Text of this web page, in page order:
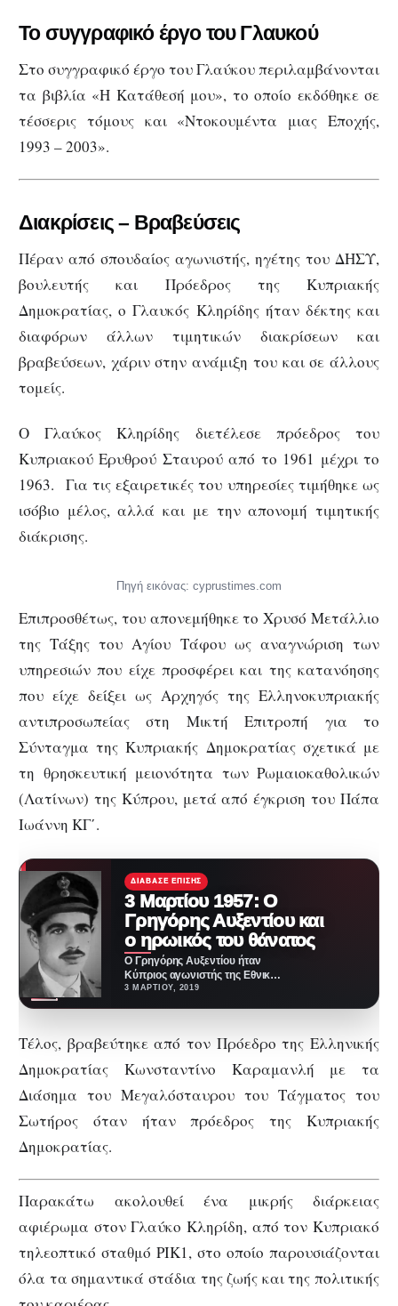
Το συγγραφικό έργο του Γλαυκού
Στο συγγραφικό έργο του Γλαύκου περιλαμβάνονται
τα βιβλία «Η Κατάθεσή μου», το οποίο εκδόθηκε σε
τέσσερις τόμους και «Ντοκουμέντα μιας Εποχής,
1993 – 2003».
Διακρίσεις – Βραβεύσεις
Πέραν από σπουδαίος αγωνιστής, ηγέτης του ΔΗΣΥ,
βουλευτής και Πρόεδρος της Κυπριακής
Δημοκρατίας, ο Γλαυκός Κληρίδης ήταν δέκτης και
διαφόρων άλλων τιμητικών διακρίσεων και
βραβεύσεων, χάριν στην ανάμιξη του και σε άλλους
τομείς.
Ο Γλαύκος Κληρίδης διετέλεσε πρόεδρος του
Κυπριακού Ερυθρού Σταυρού από το 1961 μέχρι το
1963. Για τις εξαιρετικές του υπηρεσίες τιμήθηκε ως
ισόβιο μέλος, αλλά και με την απονομή τιμητικής
διάκρισης.
Πηγή εικόνας: cyprustimes.com
Επιπροσθέτως, του απονεμήθηκε το Χρυσό Μετάλλιο
της Τάξης του Αγίου Τάφου ως αναγνώριση των
υπηρεσιών που είχε προσφέρει και της κατανόησης
που είχε δείξει ως Αρχηγός της Ελληνοκυπριακής
αντιπροσωπείας στη Μικτή Επιτροπή για το
Σύνταγμα της Κυπριακής Δημοκρατίας σχετικά με
τη θρησκευτική μειονότητα των Ρωμαιοκαθολικών
(Λατίνων) της Κύπρου, μετά από έγκριση του Πάπα
Ιωάννη ΚΓ΄.
ΔΙΆΒΑΣΕ ΕΠΊΣΗΣ
3 Μαρτίου 1957: Ο
Γρηγόρης Αυξεντίου και
ο ηρωικός του θάνατος
Ο Γρηγόρης Αυξεντίου ήταν
Κύπριος αγωνιστής της Εθνικής
Οργάνωσης Κυπρίων
3 ΜΑΡΤΊΟΥ, 2019
Τέλος, βραβεύτηκε από τον Πρόεδρο της Ελληνικής
Δημοκρατίας Κωνσταντίνο Καραμανλή με τα
Διάσημα του Μεγαλόσταυρου του Τάγματος του
Σωτήρος όταν ήταν πρόεδρος της Κυπριακής
Δημοκρατίας.
Παρακάτω ακολουθεί ένα μικρής διάρκειας
αφιέρωμα στον Γλαύκο Κληρίδη, από τον Κυπριακό
τηλεοπτικό σταθμό ΡΙΚ1, στο οποίο παρουσιάζονται
όλα τα σημαντικά στάδια της ζωής και της πολιτικής